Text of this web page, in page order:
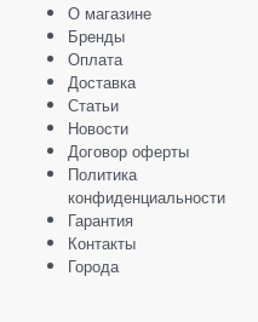
О магазине
Бренды
Оплата
Доставка
Статьи
Новости
Договор оферты
Политика
конфиденциальности
Гарантия
Контакты
Города